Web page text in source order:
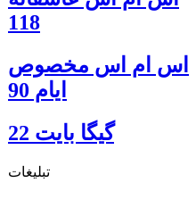
118
اس ام اس مخصوص
ایام 90
گيگا بايت 22
تبلیغات